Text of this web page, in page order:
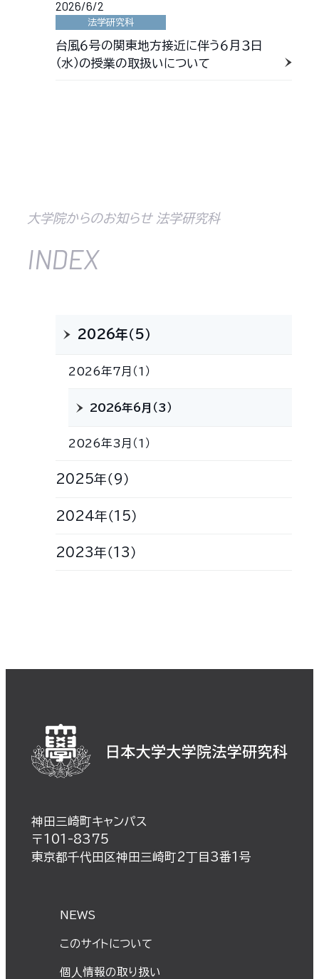
2026/6/2
法学研究科
台風６号の関東地方接近に伴う６月３日
（水）の授業の取扱いについて
大学院からのお知らせ 法学研究科
INDEX
2026年（5）
2026年7月（1）
2026年6月（3）
2026年3月（1）
2025年（9）
2024年（15）
2023年（13）
神田三崎町キャンパス
〒101-8375
東京都千代田区神田三崎町2丁目3番1号
NEWS
このサイトについて
個⼈情報の取り扱い